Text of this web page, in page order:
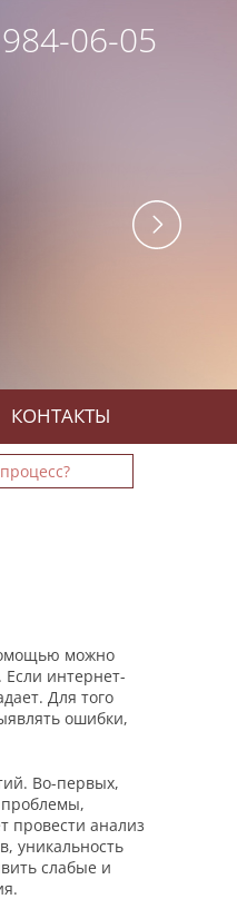
06-05
КОНТАКТЫ
можно
Если интернет-
Для того
ошибки,
Во-первых,
проблемы,
провести анализ
уникальность
слабые и